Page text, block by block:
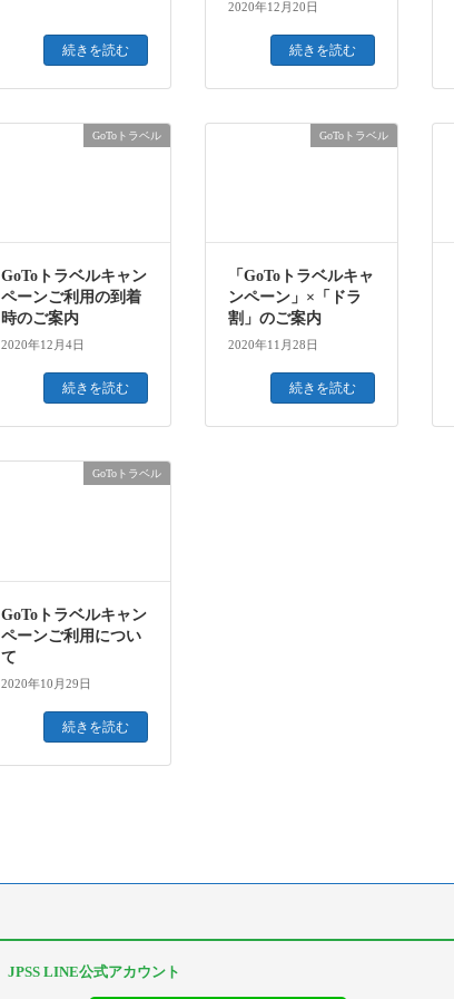
続きを読む
2020年12月20日
続きを読む
GoToトラベル
GoToトラベルキャン
ペーンご利用の到着
時のご案内
2020年12月4日
続きを読む
GoToトラベル
「GoToトラベルキャ
ンペーン」×「ドラ
割」のご案内
2020年11月28日
続きを読む
GoToトラベル
GoToトラベルキャン
ペーンご利用につい
て
2020年10月29日
続きを読む
JPSS LINE公式アカウント